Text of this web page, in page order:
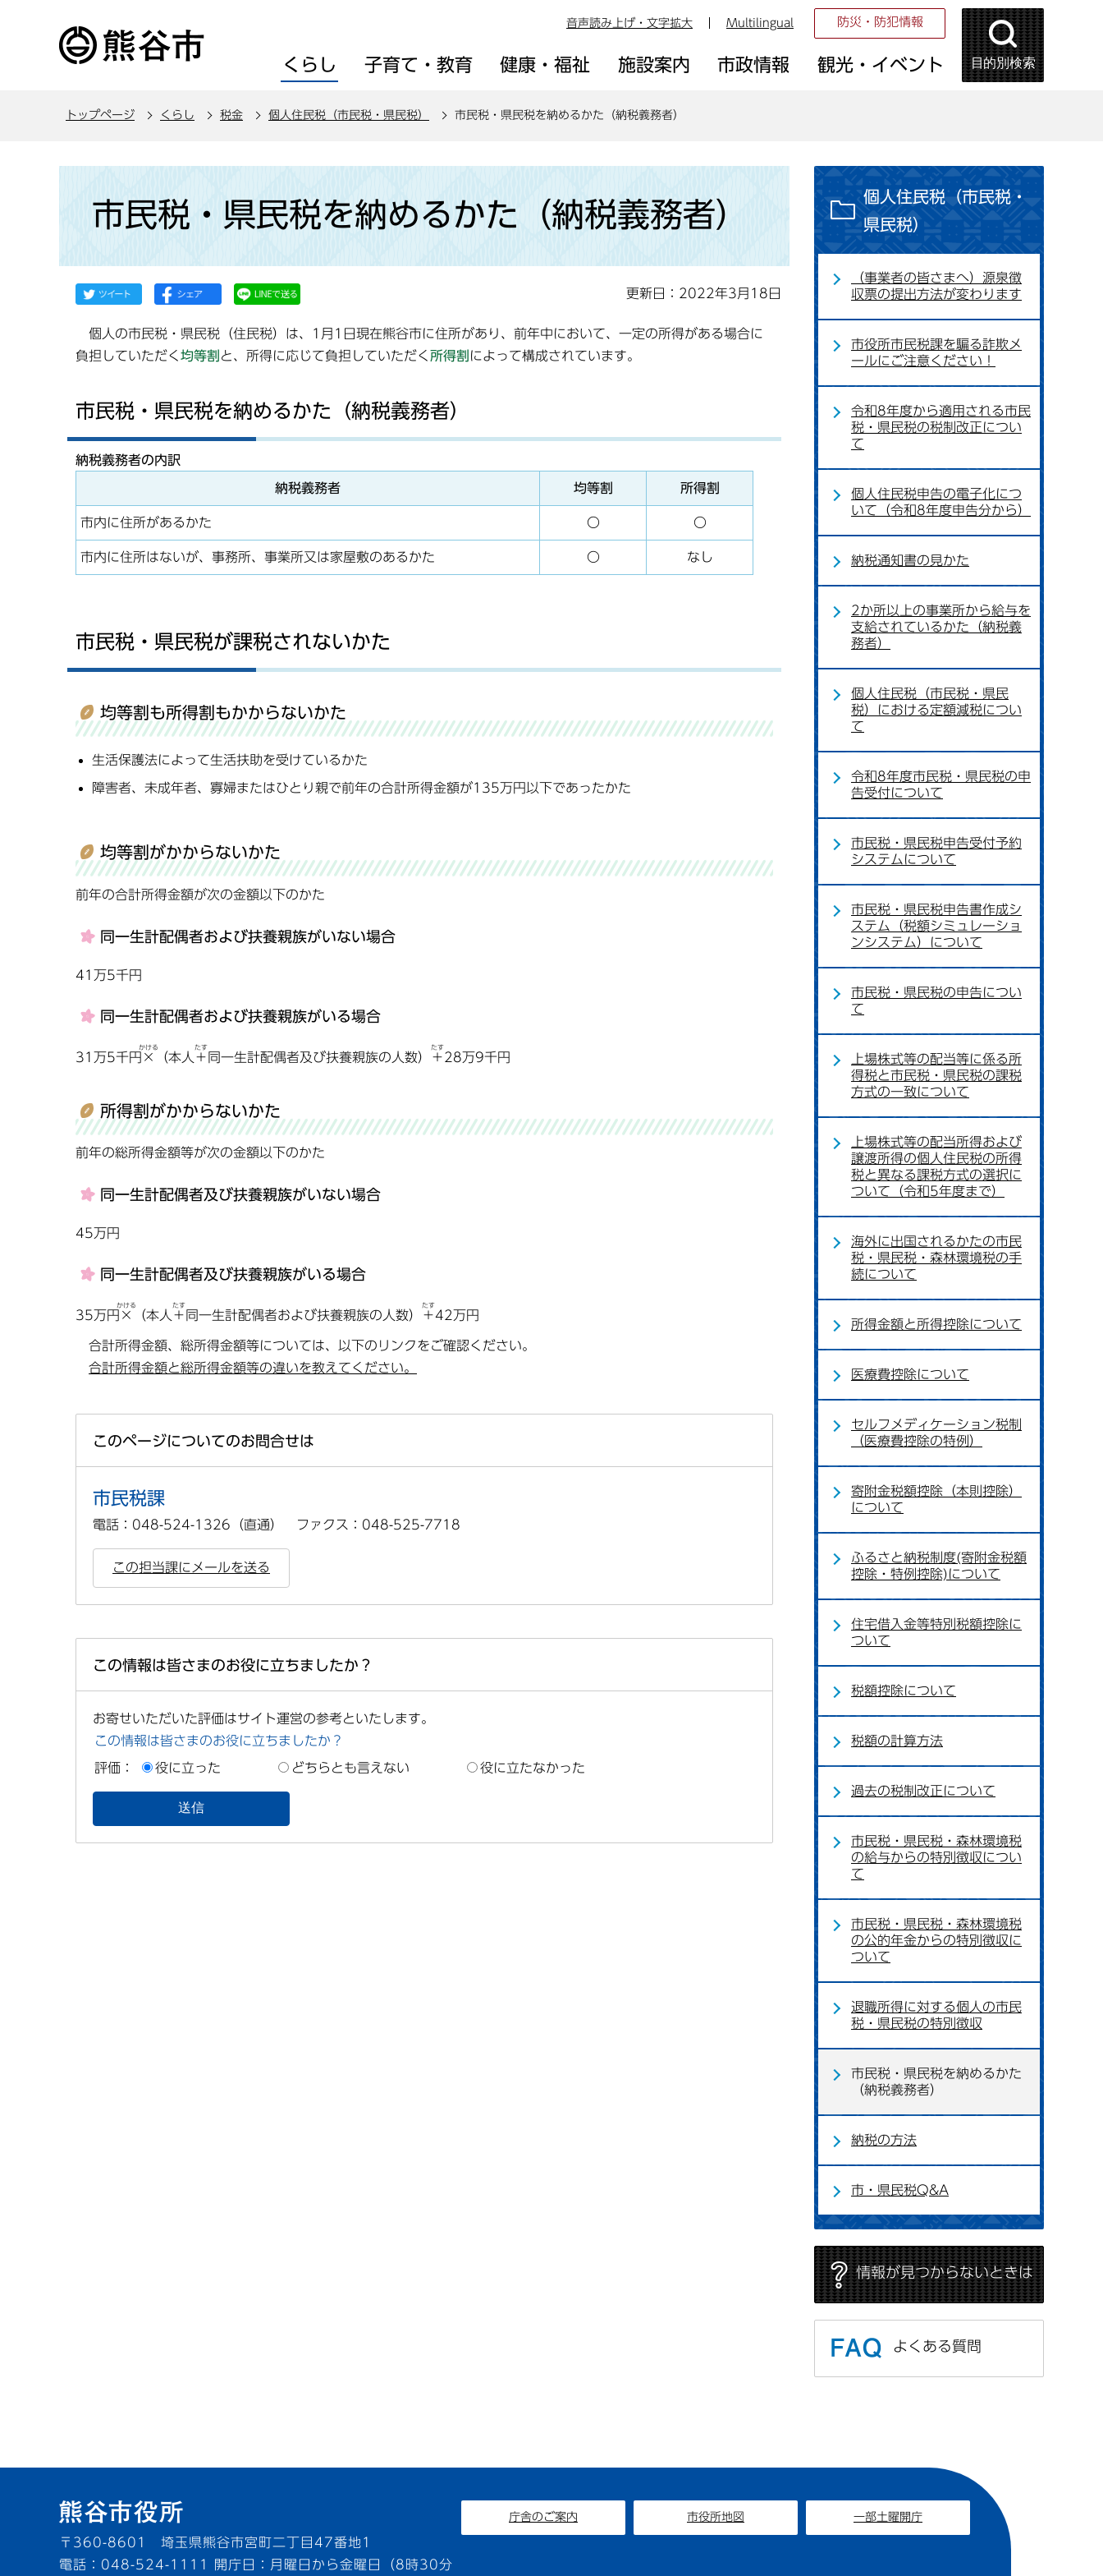
音声読み上げ・文字拡大 Multilingual 防災・防犯情報
くらし 子育て・教育 健康・福祉 施設案内 市政情報 観光・イベント 目的別検索
トップページ くらし 税金 個人住民税（市民税・県民税） 市民税・県民税を納めるかた（納税義務者）
か
市民税・県民税を納めるかた（納税義務者）
更新日：2022年3月18日
個人の市民税・県民税（住民税）は、1月1日現在熊谷市に住所があり、前年中において、一定の所得がある場合に
負担していただく 均等割 と、所得に応じて負担していただく 所得割 によって構成されています。
市民税・県民税を納めるかた（納税義務者）
納税義務者の内訳
納税義務者 均等割 所得割
市内に住所があるかた 〇 〇
市内に住所はないが、事務所、事業所又は家屋敷のあるかた 〇 なし
市民税・県民税が課税されないかた
均等割も所得割もかからないかた
生活保護法によって生活扶助を受けているかた
障害者、未成年者、寡婦またはひとり親で前年の合計所得金額が135万円以下であったかた
均等割がかからないかた
前年の合計所得金額が次の金額以下のかた
同一生計配偶者および扶養親族がいない場合
41万5千円
同一生計配偶者および扶養親族がいる場合
31万5千円 ×
かける
（本人 ＋
たす
同一生計配偶者及び扶養親族の人数） ＋
たす
28万9千円
所得割がかからないかた
前年の総所得金額等が次の金額以下のかた
同一生計配偶者及び扶養親族がいない場合
45万円
同一生計配偶者及び扶養親族がいる場合
35万円 ×
かける
（本人 ＋
たす
同一生計配偶者および扶養親族の人数） ＋
たす
42万円
合計所得金額、総所得金額等については、以下のリンクをご確認ください。
合計所得金額と総所得金額等の違いを教えてください。
このページについてのお問合せは
市民税課
電話：048-524-1326（直通） ファクス：048-525-7718
この担当課にメールを送る
この情報は皆さまのお役に立ちましたか？
お寄せいただいた評価はサイト運営の参考といたします。
この情報は皆さまのお役に立ちましたか？
評価： 役に立った どちらとも言えない 役に立たなかった
個人住民税（市民税・
県民税）
（事業者の皆さまへ）源泉徴
収票の提出方法が変わります
市役所市民税課を騙る詐欺メ
ールにご注意ください！
令和8年度から適用される市民
税・県民税の税制改正につい
て
個人住民税申告の電子化につ
いて（令和8年度申告分から）
納税通知書の見かた
2か所以上の事業所から給与を
支給されているかた（納税義
務者）
個人住民税（市民税・県民
税）における定額減税につい
て
令和8年度市民税・県民税の申
告受付について
市民税・県民税申告受付予約
システムについて
市民税・県民税申告書作成シ
ステム（税額シミュレーショ
ンシステム）について
市民税・県民税の申告につい
て
上場株式等の配当等に係る所
得税と市民税・県民税の課税
方式の一致について
上場株式等の配当所得および
譲渡所得の個人住民税の所得
税と異なる課税方式の選択に
ついて（令和5年度まで）
海外に出国されるかたの市民
税・県民税・森林環境税の手
続について
所得金額と所得控除について
医療費控除について
セルフメディケーション税制
（医療費控除の特例）
寄附金税額控除（本則控除）
について
ふるさと納税制度(寄附金税額
控除・特例控除)について
住宅借入金等特別税額控除に
ついて
税額控除について
税額の計算方法
過去の税制改正について
市民税・県民税・森林環境税
の給与からの特別徴収につい
て
市民税・県民税・森林環境税
の公的年金からの特別徴収に
ついて
退職所得に対する個人の市民
税・県民税の特別徴収
市民税・県民税を納めるかた
（納税義務者）
納税の方法
市・県民税Q&A
情報が見つからないときは
よくある質問
〒360-8601 埼玉県熊谷市宮町二丁目47番地1
電話：048-524-1111
開庁日：月曜日から金曜日（8時30分
庁舎のご案内 市役所地図 一部土曜開庁